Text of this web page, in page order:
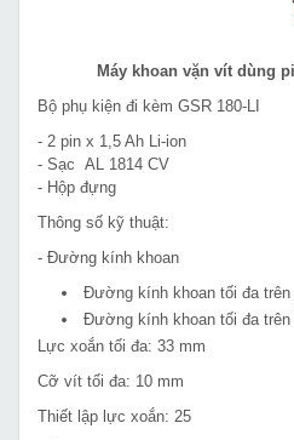
Máy khoan vặn vít dùng
Bộ phụ kiện đi kèm GSR 180-LI
- 2 pin x 1,5 Ah Li-ion
- Sạc AL 1814 CV
- Hộp đựng
Thông số kỹ thuật:
- Đường kính khoan
Đường kính khoan tối đa trên
Đường kính khoan tối đa trên
Lực xoắn tối đa: 33 mm
Cỡ vít tối đa: 10 mm
Thiết lập lực xoắn: 25